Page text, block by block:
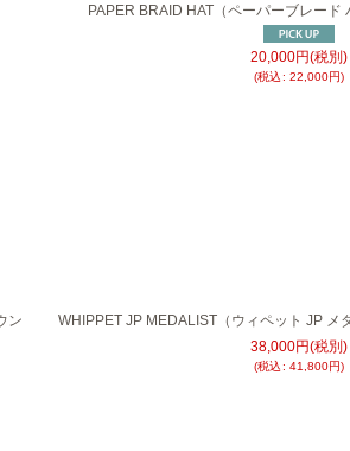
PAPER BRAID HAT（ペーパーブレード
20,000円(税別)
(税込: 22,000円)
ン
WHIPPET JP MEDALIST（ウィペット JP メ
38,000円(税別)
(税込: 41,800円)